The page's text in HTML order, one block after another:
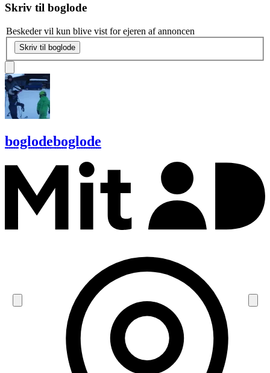
Skriv til boglode
Beskeder vil kun blive vist for ejeren af annoncen
Skriv til boglode
boglodeboglode